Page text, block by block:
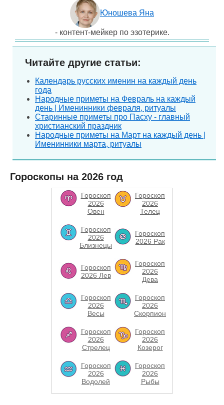
Юношева Яна
- контент-мейкер по эзотерике.
Читайте другие статьи:
Календарь русских именин на каждый день
года
Народные приметы на Февраль на каждый
день | Именинники февраля, ритуалы
Старинные приметы про Пасху - главный
христианский праздник
Народные приметы на Март на каждый день |
Именинники марта, ритуалы
Гороскопы на 2026 год
Гороскоп
2026
Овен
Гороскоп
2026
Телец
Гороскоп
2026
Близнецы
Гороскоп
2026 Рак
Гороскоп
2026 Лев
Гороскоп
2026
Дева
Гороскоп
2026
Весы
Гороскоп
2026
Скорпион
Гороскоп
2026
Стрелец
Гороскоп
2026
Козерог
Гороскоп
2026
Водолей
Гороскоп
2026
Рыбы